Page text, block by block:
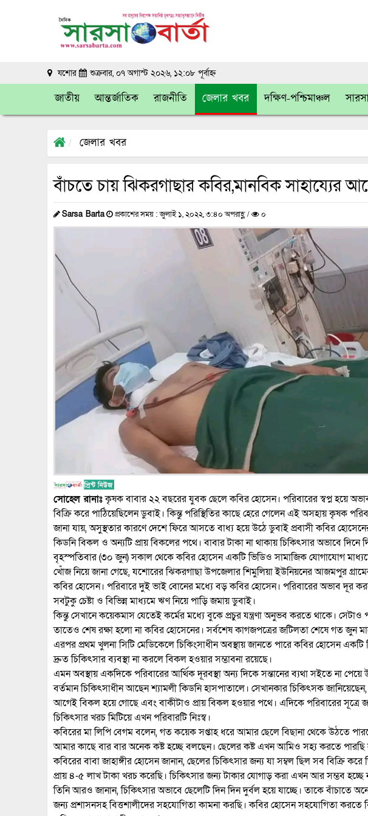
যশোর শুক্রবার, ০৭ অগাস্ট ২০২৬, ১২:০৮ পূর্বাহ্ন
জাতীয় আন্তর্জাতিক রাজনীতি জেলার খবর দক্ষিণ-পশ্চিমাঞ্চল
জেলার খবর
বাঁচতে চায় ঝিকরগাছার কবির,মানবিক সাহায্যের
Sarsa Barta প্রকাশের সময় : জুলাই ১, ২০২২, ৩:৪০ অপরাহ্ণ / ০
সোহেল রানাঃকৃষক বাবার ২২ বছরের যুবক ছেলে কবির হোসেন। পরিবারের স্বপ্ন হয়ে
বিক্রি করে পাঠিয়েছিলেন ডুবাই। কিন্তু পরিস্থিতির কাছে হেরে গেলেন এই অসহায় কৃষক
জানা যায়, অসুস্থতার কারণে দেশে ফিরে আসতে বাধ্য হয়ে উঠে ডুবাই প্রবাসী কবির
কিডনি বিকল ও অন্যটি প্রায় বিকলের পথে। বাবার টাকা না থাকায় চিকিৎসার অভাবে দিনে
বৃহস্পতিবার (৩০ জুন) সকাল থেকে কবির হোসেন একটি ভিডিও সামাজিক যোগাযোগ
খোঁজ নিয়ে জানা গেছে, যশোরের ঝিকরগাছা উপজেলার শিমুলিয়া ইউনিয়নের আজমপুর
কবির হোসেন। পরিবারে দুই ভাই বোনের মধ্যে বড় কবির হোসেন। পরিবারের অভাব দূর
সবটুকু চেষ্টা ও বিভিন্ন মাধ্যমে ঋণ নিয়ে পাড়ি জমায় ডুবাই।
কিন্তু সেখানে কয়েকমাস যেতেই কর্মের মধ্যে বুকে প্রচুর যন্ত্রণা অনুভব করতে থাকে। সেটাও
তাতেও শেষ রক্ষা হলো না কবির হোসেনের। সর্বশেষ কাগজপত্রের জটিলতা শেষে গত জুন
এরপর প্রথম খুলনা সিটি মেডিকেলে চিকিংসাধীন অবস্থায় জানতে পারে কবির হোসেন
দ্রুত চিকিৎসার ব্যবস্থা না করলে বিকল হওয়ার সম্ভাবনা রয়েছে।
এমন অবস্থায় একদিকে পরিবারের আর্থিক দূরবস্থা অন্য দিকে সন্তানের ব্যথা সইতে না পেয়ে
বর্তমান চিকিৎসাধীন আছেন শ্যামলী কিডনি হাসপাতালে। সেখানকার চিকিৎসক
আগেই বিকল হয়ে গোছে এবং বাকীটাও প্রায় বিকল হওয়ার পথে। এদিকে পরিবারের
চিকিৎসার খরচ মিটিয়ে এখন পরিবারটি নিঃস্ব।
কবিরের মা লিপি বেগম বলেন, গত কয়েক সপ্তাহ ধরে আমার ছেলে বিছানা থেকে উঠতে
আমার কাছে বার বার অনেক কষ্ট হচ্ছে বলছেন। ছেলের কষ্ট এখন আমিও সহ্য করতে পারছি
কবিরের বাবা জাহাঙ্গীর হোসেন জানান, ছেলের চিকিৎসার জন্য যা সম্বল ছিল সব বিক্রি
প্রায় ৪-৫ লাখ টাকা খরচ করেছি। চিকিৎসার জন্য টাকার যোগাড় করা এখন আর সম্ভব হচ্ছে
তিনি আরও জানান, চিকিৎসার অভাবে ছেলেটি দিন দিন দুর্বল হয়ে যাচ্ছে। তাকে বাঁচাতে
জন্য প্রশাসনসহ বিত্তশালীদের সহযোগিতা কামনা করছি। কবির হোসেন সহযোগিতা করতে